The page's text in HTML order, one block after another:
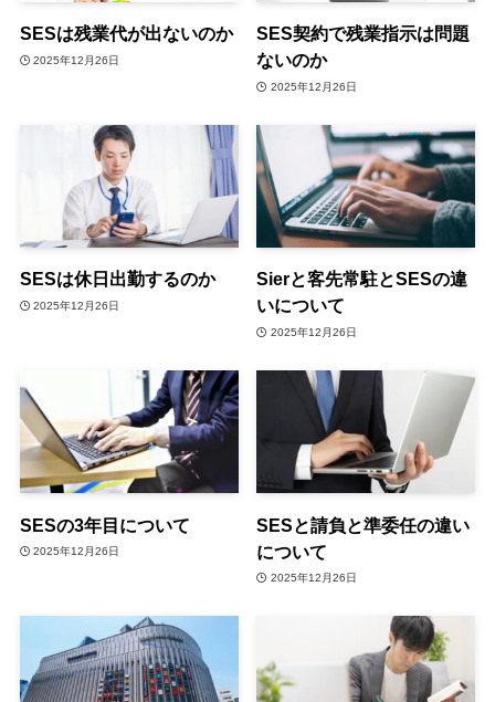
SESは残業代が出ないのか
2025年12月26日
SES契約で残業指示は問題
ないのか
2025年12月26日
SESは休日出勤するのか
2025年12月26日
Sierと客先常駐とSESの違
いについて
2025年12月26日
SESの3年目について
2025年12月26日
SESと請負と準委任の違い
について
2025年12月26日